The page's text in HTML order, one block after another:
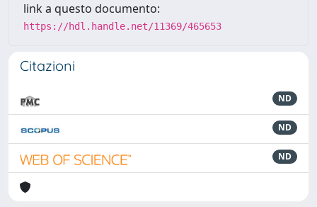
link a questo documento:
https://hdl.handle.net/11369/465653
Citazioni
ND
ND
ND